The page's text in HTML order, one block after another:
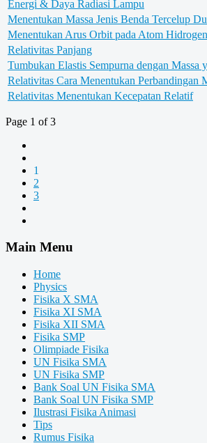
Energi & Daya Radiasi Lampu
Menentukan Massa Jenis Benda Tercelup
Menentukan Arus Orbit pada Atom Hidrogen
Relativitas Panjang
Tumbukan Elastis Sempurna dengan Massa
Relativitas Cara Menentukan Perbandingan
Relativitas Menentukan Kecepatan Relatif
Page 1 of 3
1
2
3
Main Menu
Home
Physics
Fisika X SMA
Fisika XI SMA
Fisika XII SMA
Fisika SMP
Olimpiade Fisika
UN Fisika SMA
UN Fisika SMP
Bank Soal UN Fisika SMA
Bank Soal UN Fisika SMP
Ilustrasi Fisika Animasi
Tips
Rumus Fisika